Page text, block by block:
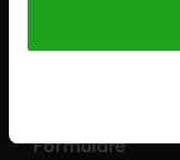
Pojišťovny
Formuláře